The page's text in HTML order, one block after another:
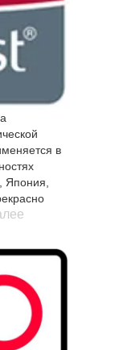
в
Япония,
спящий
или